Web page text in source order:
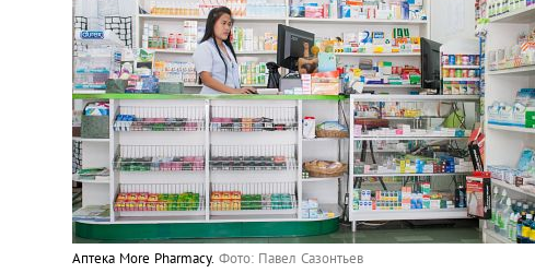
Аптека More Pharmacy. Фото: Павел Сазонтьев